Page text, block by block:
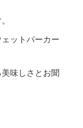
ットパーカー
味しさとお聞